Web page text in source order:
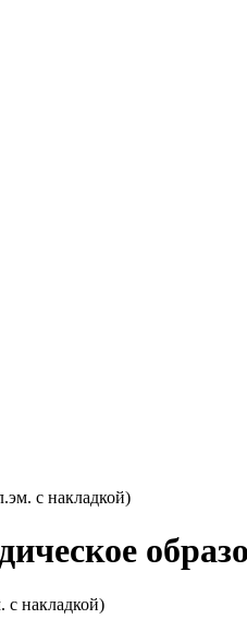
с накладкой)